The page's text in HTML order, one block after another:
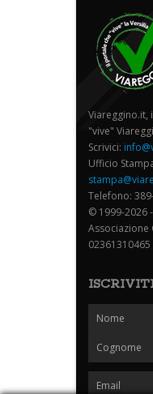
Viareggino.it,
"vive"
Scrivici:
Ufficio
Telefono:
© 1999-2026
Associazione
02361310465